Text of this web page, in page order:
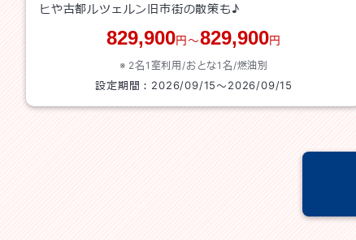
ヒや古都ルツェルン旧市街の散策も♪
829,900円～829,900円
2名1室利用/おとな1名/燃油別
設定期間： 2026/09/15～2026/09/15